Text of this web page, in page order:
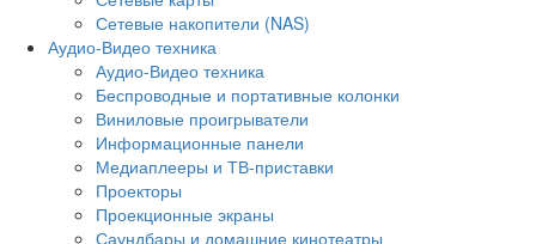
Сетевые накопители (NAS)
Аудио-Видео техника
Аудио-Видео техника
Беспроводные и портативные колонки
Виниловые проигрыватели
Информационные панели
Медиаплееры и ТВ-приставки
Проекторы
Проекционные экраны
Саундбары и домашние кинотеатры